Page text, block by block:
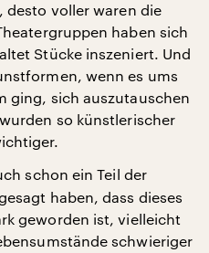
desto voller waren die
haben sich
Stücke inszeniert. Und
wenn es ums
ging, sich auszutauschen
so künstlerischer
schon ein Teil der
haben, dass dieses
geworden ist, vielleicht
schwieriger